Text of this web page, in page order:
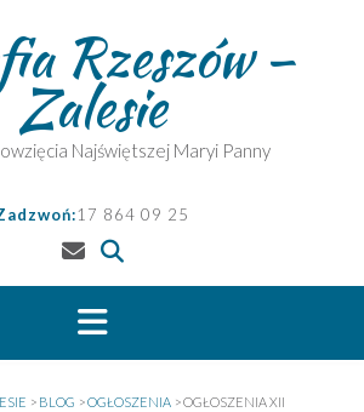
Rzeszów –
Zalesie
Najświętszej Maryi Panny
17 864 09 25
> BLOG >OGŁOSZENIA >OGŁOSZENIA XII